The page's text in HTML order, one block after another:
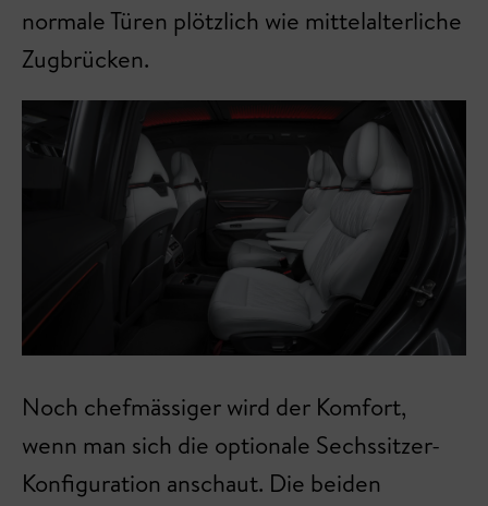
normale Türen plötzlich wie mittelalterliche
Zugbrücken.
Noch chefmässiger wird der Komfort,
wenn man sich die optionale Sechssitzer-
Konfiguration anschaut. Die beiden